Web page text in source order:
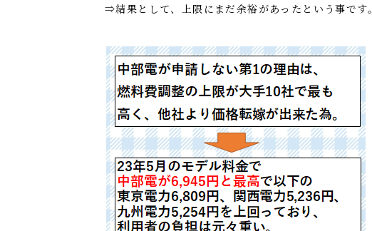
⇒結果として、上限にまだ余裕があったという事です。